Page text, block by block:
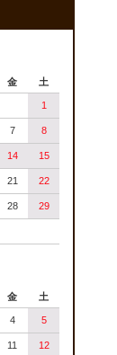
金 土
1
7 8
14 15
21 22
28 29
金 土
4 5
11 12